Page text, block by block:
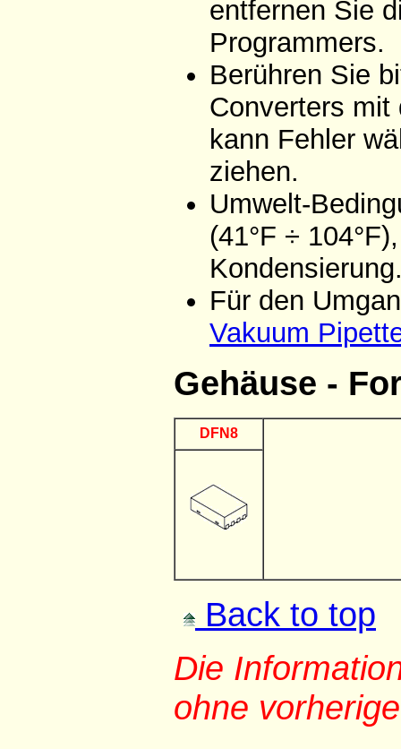
entfernen Sie
Programmers.
Berühren Sie
Converters mit
kann Fehler
ziehen.
Umwelt-
(41°F ÷
Für den
Vakuum
Gehäuse -
DFN8
Back to top
Die
ohne